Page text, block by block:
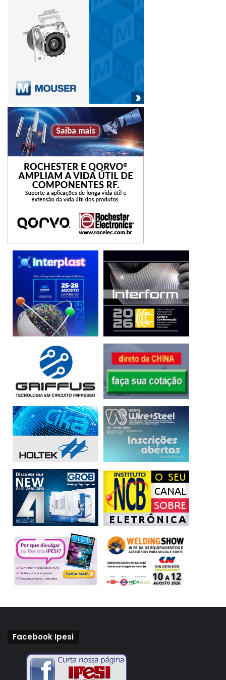
adiamento de projetos de obras civis e instalações
complexas, e a receita média do cliente (ARPU),
principalmente em planos pós-pagos, e a suspensão de
Já o México está mais avançado em relação ao 5G por já
ter realizado testes em áreas urbanas em outubro de 2019.
Os impactos positivos em relação aos serviços de
telecomunicação no país são: aumento no tráfego em
redes de banda larga fixa entre 15 e 30%, conexões sendo
feitas direto na nuvem e operadores capturando
oportunidades de soluções de colaboração, comunicação
e segurança administrada.
PRÓXIMOS ANOS – A IDC prevê que até 2023 o tráfego de
dados em redes fixas deve aumentar 10,8%, enquanto em
redes móveis, 29,2%. Para 2025, a expectativa é de que a
quantidade de dados para dispositivos de IoT seja
quintuplicada. “70% do tráfego serão gerados por câmeras,
drones, sistemas de navegação, dispositivos de saúde,
entre outros”, afirma o gerente da IDC Brasil.
Para os operadores de TI, a IDC afirma que as
oportunidades estão em soluções de segurança,
segmento que deve continuar forte até o final deste ano,
com demandas de atualização da infraestrutura, de
monitoramento de aplicativos críticos, implementação de
soluções de SD-WAN, integração e proteção de
pagamentos digitais, soluções de autenticação, entre
outras. Soluções de comunicação e colaboração também
são oportunidades para os operadores de TI e a adesão
desses serviços deve aumentar 53% neste ano.
Saboia lembra que o mercado de telecom vive um
movimento pendular desde a década de 60, intercalando
entre arquiteturas centralizadas e distribuídas. “Hoje, edge
computing proporciona consumo de serviço de cloud e
aplicações de baixa latência, que podem ser exploradas e
canal digital para consumir produtos e serviços. “Como
exemplo, em serviços de cloud privada on-premise e edge
cloud a latência é baixa, mas o primeiro tem alto custo,
Facebook Ipesi